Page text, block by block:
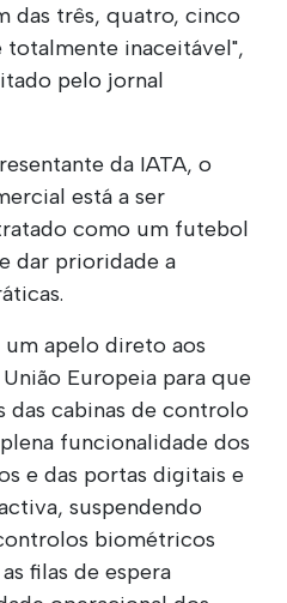
das três, quatro, cinco
totalmente inaceitável",
pelo jornal
da IATA, o
está a ser
como um futebol
dar prioridade a
apelo direto aos
Europeia para que
cabinas de controlo
funcionalidade dos
e das portas digitais e
suspendendo
biométricos
filas de espera